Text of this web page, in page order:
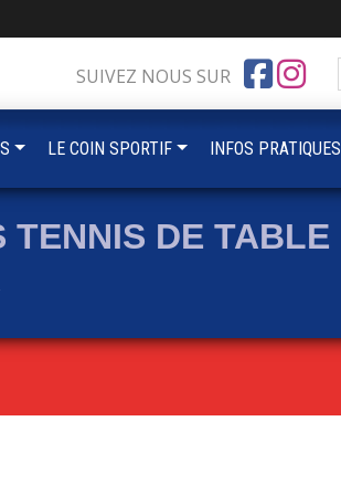
TENNIS DE TABLE
SUIVEZ NOUS SUR
LE COIN SPORTIF INFOS PRATIQUES